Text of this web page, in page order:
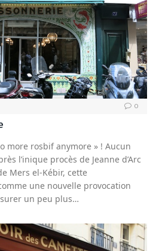
0
more rosbif anymore » ! Aucun
l’inique procès de Jeanne d’Arc
Mers el-Kébir, cette
une nouvelle provocation
un peu plus…